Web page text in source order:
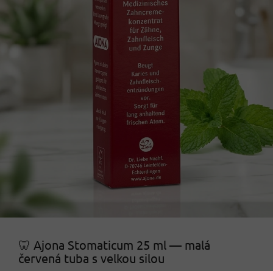
🦷 Ajona Stomaticum 25 ml — malá
červená tuba s velkou silou